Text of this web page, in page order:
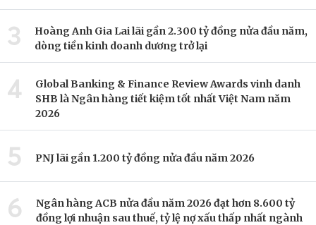
3
Hoàng Anh Gia Lai lãi gần 2.300 tỷ đồng nửa đầu năm,
dòng tiền kinh doanh dương trở lại
4
Global Banking & Finance Review Awards vinh danh
SHB là Ngân hàng tiết kiệm tốt nhất Việt Nam năm
2026
5 PNJ lãi gần 1.200 tỷ đồng nửa đầu năm 2026
6
Ngân hàng ACB nửa đầu năm 2026 đạt hơn 8.600 tỷ
đồng lợi nhuận sau thuế, tỷ lệ nợ xấu thấp nhất ngành